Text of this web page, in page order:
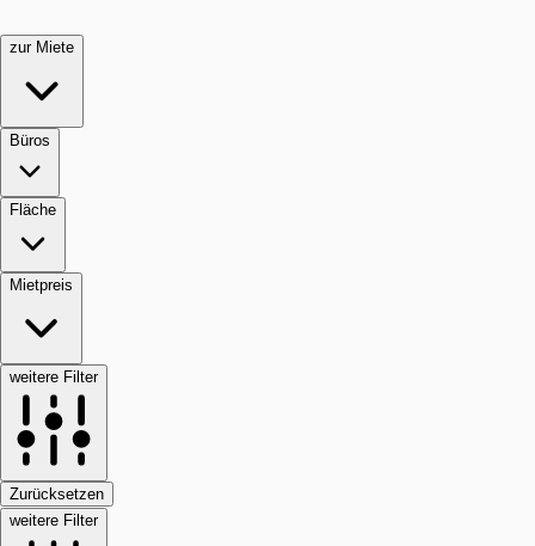
zur Miete
Büros
Fläche
Mietpreis
weitere Filter
Zurücksetzen
weitere Filter